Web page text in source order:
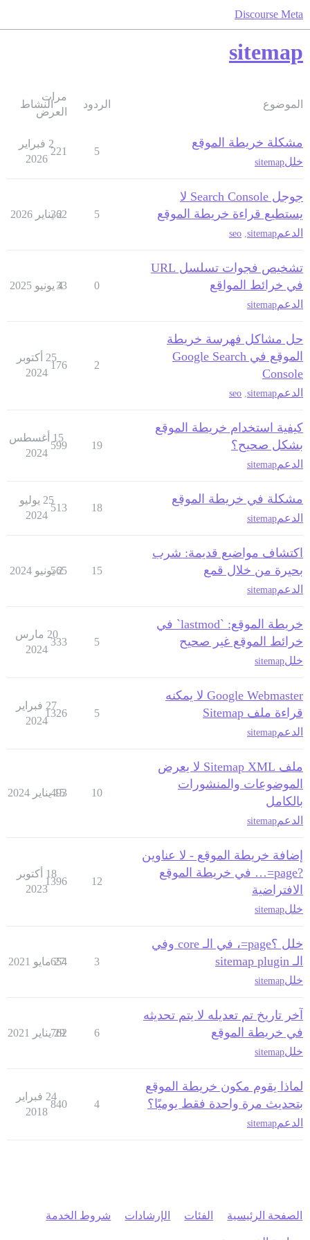
Discourse Meta
sitemap
الموضوع الردود
مرات
العرض
النشاط
مشكلة خريطة الموقع
خللsitemap
5
221
2 فبراير
2026
جوجل Search Console لا
يستطيع قراءة خريطة الموقع
الدعمsitemap
seo
5
362
2 يناير 2026
تشخيص فجوات تسلسل URL
في خرائط المواقع
الدعمsitemap
0
33
4 يونيو 2025
حل مشاكل فهرسة خريطة
الموقع في Google Search
Console
الدعمsitemap
seo
2
176
25 أكتوبر
2024
كيفية استخدام خريطة الموقع
بشكل صحيح؟
الدعمsitemap
19
599
15 أغسطس
2024
مشكلة في خريطة الموقع
الدعمsitemap
18
513
25 يوليو
2024
اكتشاف مواضيع قديمة: شرب
بحيرة من خلال قمع
الدعمsitemap
15
565
2 يونيو 2024
خريطة الموقع: `lastmod` في
خرائط الموقع غير صحيح
خللsitemap
5
333
20 مارس
2024
Google Webmaster لا يمكنه
قراءة ملف Sitemap
الدعمsitemap
5
1326
27 فبراير
2024
ملف Sitemap XML لا يعرض
الموضوعات والمنشورات
بالكامل
الدعمsitemap
10
493
15 يناير 2024
إضافة خريطة الموقع - لا عناوين
?page=… في خريطة الموقع
الافتراضية
خللsitemap
12
1396
18 أكتوبر
2023
خلل ؟page=، في الـ core وفي
الـ sitemap plugin
خللsitemap
3
654
27 مايو 2021
آخر تاريخ تم تعديله لا يتم تحديثه
في خريطة الموقع
خللsitemap
6
762
29 يناير 2021
لماذا يقوم مكون خريطة الموقع
بتحديث مرة واحدة فقط يوميًا؟
الدعمsitemap
4
840
24 فبراير
2018
الصفحة الرئيسية الفئات الإرشادات شروط الخدمة